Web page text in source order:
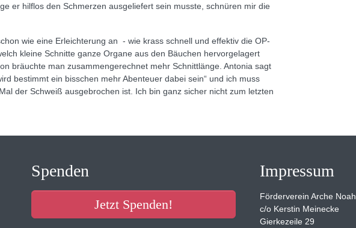
er hilflos den Schmerzen ausgeliefert sein musste, schnüren mir die
wie eine Erleichterung an - wie krass schnell und effektiv die OP-
kleine Schnitte ganze Organe aus den Bäuchen hervorgelagert
bräuchte man zusammengerechnet mehr Schnittlänge. Antonia sagt
bestimmt ein bisschen mehr Abenteuer dabei sein“ und ich muss
der Schweiß ausgebrochen ist. Ich bin ganz sicher nicht zum letzten
Spenden
Jetzt Spenden!
Impressum
Förderverein Arche
c/o Kerstin Meinecke
Gierkezeile 29